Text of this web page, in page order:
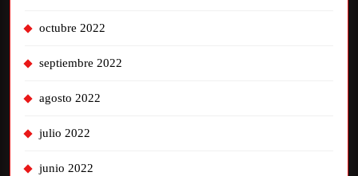
octubre 2022
septiembre 2022
agosto 2022
julio 2022
junio 2022